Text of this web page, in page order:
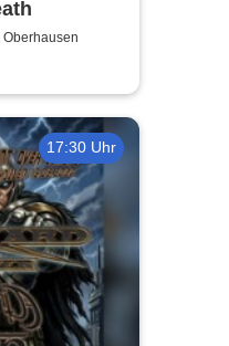
17:30 Uhr